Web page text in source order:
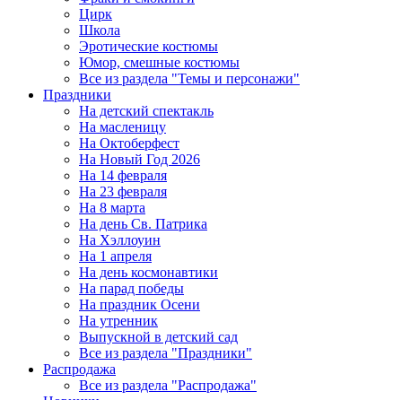
Цирк
Школа
Эротические костюмы
Юмор, смешные костюмы
Все из раздела "Темы и персонажи"
Праздники
На детский спектакль
На масленицу
На Октоберфест
На Новый Год 2026
На 14 февраля
На 23 февраля
На 8 марта
На день Св. Патрика
На Хэллоуин
На 1 апреля
На день космонавтики
На парад победы
На праздник Осени
На утренник
Выпускной в детский сад
Все из раздела "Праздники"
Распродажа
Все из раздела "Распродажа"